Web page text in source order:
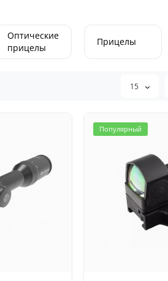
Оптические
прицелы
Прицелы
15
Популярный